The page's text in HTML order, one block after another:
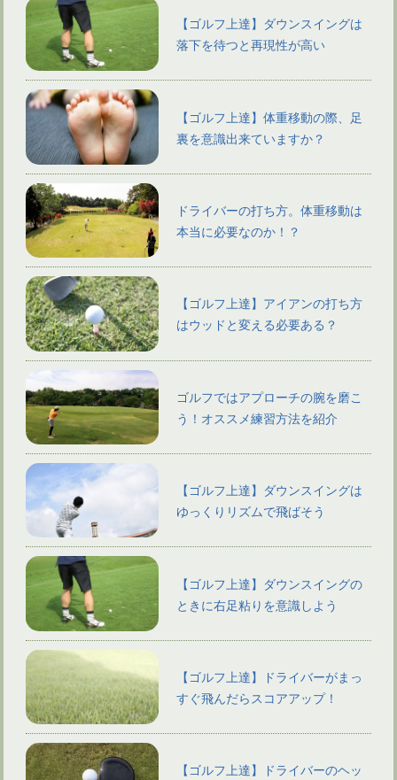
【ゴルフ上達】ダウンスイングは
落下を待つと再現性が高い
【ゴルフ上達】体重移動の際、足
裏を意識出来ていますか？
ドライバーの打ち方。体重移動は
本当に必要なのか！？
【ゴルフ上達】アイアンの打ち方
はウッドと変える必要ある？
ゴルフではアプローチの腕を磨こ
う！オススメ練習方法を紹介
【ゴルフ上達】ダウンスイングは
ゆっくりリズムで飛ばそう
【ゴルフ上達】ダウンスイングの
ときに右足粘りを意識しよう
【ゴルフ上達】ドライバーがまっ
すぐ飛んだらスコアアップ！
【ゴルフ上達】ドライバーのヘッ